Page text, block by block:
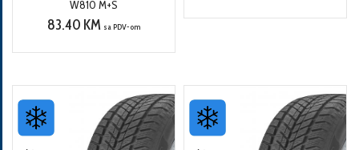
W810 M+S
83.40 KM sa PDV-om